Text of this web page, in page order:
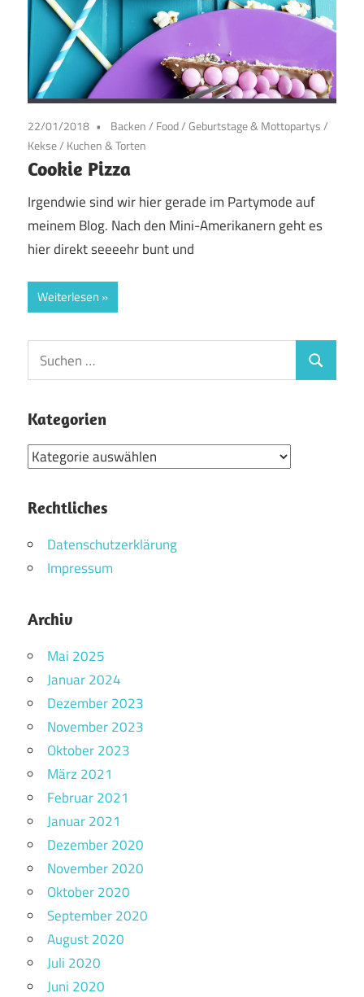
22/01/2018 Backen/ Food/Geburtstage & Mottopartys/
Kekse/ Kuchen & Torten
Cookie Pizza
Irgendwie sind wir hier gerade im Partymode auf
meinem Blog. Nach den Mini-Amerikanern geht es
hier direkt seeeehr bunt und
Weiterlesen
Suchen
nach:
Suchen
Kategorien
Kategorien
Rechtliches
Datenschutzerklärung
Impressum
Archiv
Mai 2025
Januar 2024
Dezember 2023
November 2023
Oktober 2023
März 2021
Februar 2021
Januar 2021
Dezember 2020
November 2020
Oktober 2020
September 2020
August 2020
Juli 2020
Juni 2020